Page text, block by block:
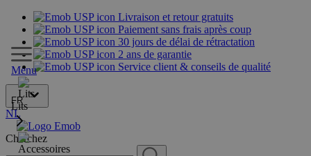
Livraison et retour gratuits
Paiement sans frais après coup
30 jours de délai de rétractation
2 ans de garantie
Service client & conseils de qualité
FR
NL
Cherchez
Menu
Lits